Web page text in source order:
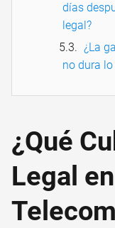
días
legal?
¿La
no dura
¿Qué
Legal